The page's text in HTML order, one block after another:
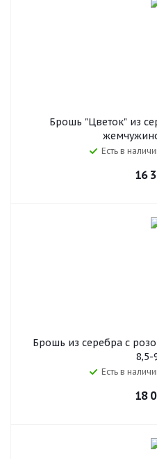
Брошь "Цветок" из
Есть в
16
Брошь из серебра с
Есть в
18